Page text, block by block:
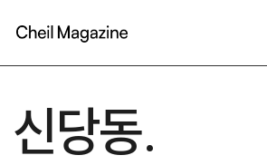
신당동.